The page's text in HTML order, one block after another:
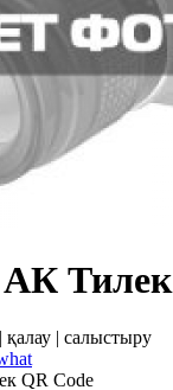
АК Тилек
| қалау | салыстыру